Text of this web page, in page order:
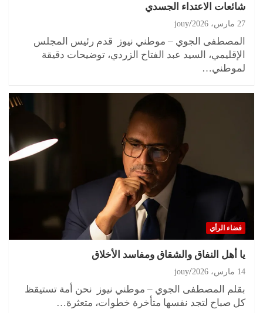
شائعات الاعتداء الجسدي
27 مارس، 2026 jouy
المصطفى الجوي – موطني نيوز قدم رئيس المجلس
الإقليمي، السيد عبد الفتاح الزردي، توضيحات دقيقة
لموطني…
فضاء الرأي
يا أهل النفاق والشقاق ومفاسد الأخلاق
14 مارس، 2026 jouy
بقلم المصطفى الجوي – موطني نيوز نحن أمة تستيقظ
كل صباح لتجد نفسها متأخرة خطوات، متعثرة…